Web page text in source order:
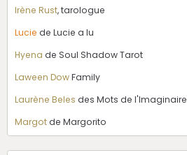
Irène Rust, tarologue
Lucie de Lucie a lu
Hyena de Soul Shadow Tarot
Laween DowFamily
Laurène Beles des Mots de l'Imaginaire
Margotde Margorito